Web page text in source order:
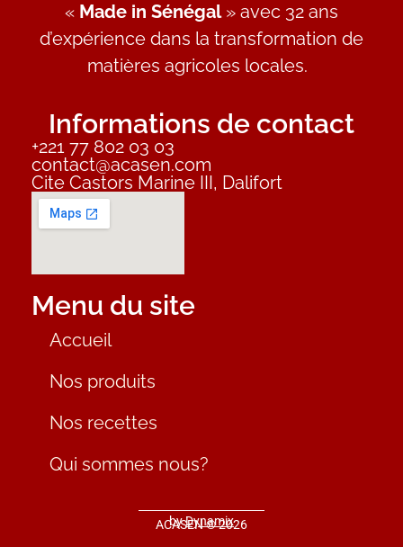
« Made in Sénégal» avec 32 ans
d’expérience dans la transformation de
matières agricoles locales.
Informations de contact
+221 77 802 03 03
contact@acasen.com
Cite Castors Marine III, Dalifort
Menu du site
Accueil
Nos produits
Nos recettes
Qui sommes nous?
ACASEN © 2026
byDynamix